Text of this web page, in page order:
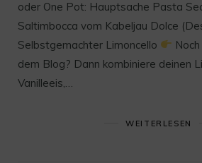
oder One Pot: Hauptsache Pasta
Saltimbocca vom Kabeljau Dolce
Selbstgemachter Limoncello
dem Blog? Dann kombiniere deinen
Vanilleeis,…
WEITERLESEN